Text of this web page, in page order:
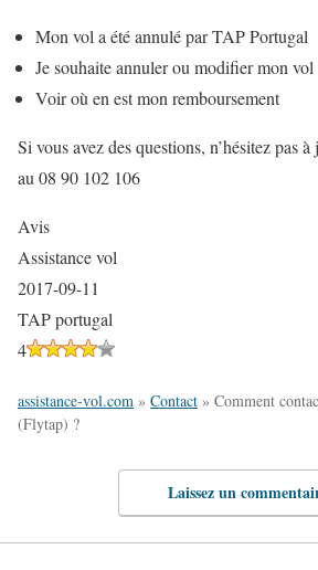
Mon vol a été annulé par TAP Portugal
Je souhaite annuler ou modifier mon
Voir où en est mon remboursement
Si vous avez des questions, n’hésitez pas
au 08 90 102 106
Avis
Assistance vol
2017-09-11
TAP portugal
4
assistance-vol.com » Contact » Comment
(Flytap) ?
Laissez un